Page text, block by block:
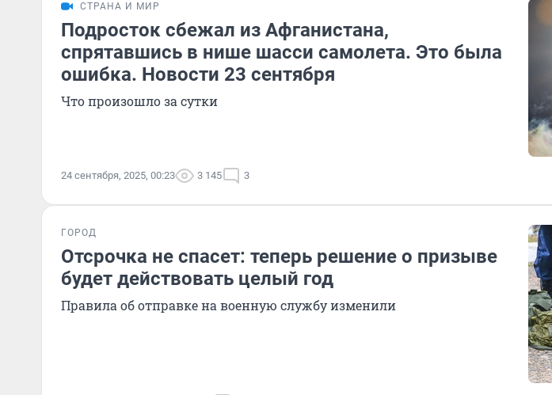
СТРАНА И МИР
Подросток сбежал из Афганистана,
спрятавшись в нише шасси самолета. Это была
ошибка. Новости 23 сентября
Что произошло за сутки
24 сентября, 2025, 00:23 3 145 3
ГОРОД
Отсрочка не спасет: теперь решение о призыве
будет действовать целый год
Правила об отправке на военную службу изменили